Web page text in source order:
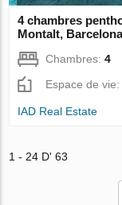
4 chambres
Montalt,
Chambres:4
Espace de
IAD Real Estate
1 - 24 D' 63